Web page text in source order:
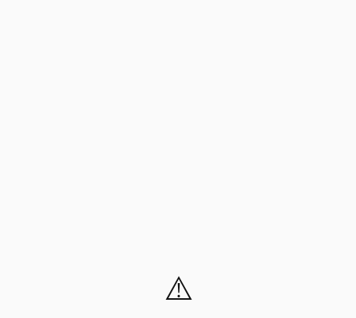
⚠️